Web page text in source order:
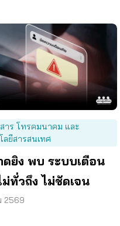
าร โทรคมนาคม และ
ลยีสารสนเทศ
ดยิง พบ ระบบเตือน
ทั่วถึง ไม่ชัดเจน
2569